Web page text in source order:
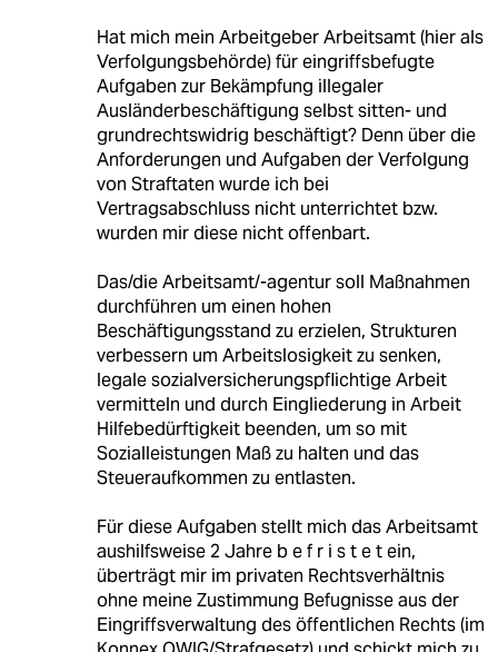
Hat mich mein Arbeitgeber Arbeitsamt (hier als
Verfolgungsbehörde) für eingriffsbefugte
Aufgaben zur Bekämpfung illegaler
Ausländerbeschäftigung selbst sitten- und
grundrechtswidrig beschäftigt? Denn über die
Anforderungen und Aufgaben der Verfolgung
von Straftaten wurde ich bei
Vertragsabschluss nicht unterrichtet bzw.
wurden mir diese nicht offenbart.
Das/die Arbeitsamt/-agentur soll Maßnahmen
durchführen um einen hohen
Beschäftigungsstand zu erzielen, Strukturen
verbessern um Arbeitslosigkeit zu senken,
legale sozialversicherungspflichtige Arbeit
vermitteln und durch Eingliederung in Arbeit
Hilfebedürftigkeit beenden, um so mit
Sozialleistungen Maß zu halten und das
Steueraufkommen zu entlasten.
Für diese Aufgaben stellt mich das Arbeitsamt
aushilfsweise 2 Jahre b e f r i s t e t ein,
überträgt mir im privaten Rechtsverhältnis
ohne meine Zustimmung Befugnisse aus der
Eingriffsverwaltung des öffentlichen Rechts (im